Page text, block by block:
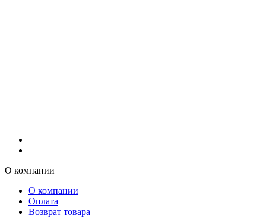
О компании
О компании
Оплата
Возврат товара